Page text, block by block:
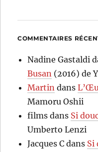
COMMENTAIRES
Nadine Gastaldi
Busan (2016) de
Martin dans
Mamoru Oshii
films dans Si
Umberto Lenzi
Jacques C dans Si